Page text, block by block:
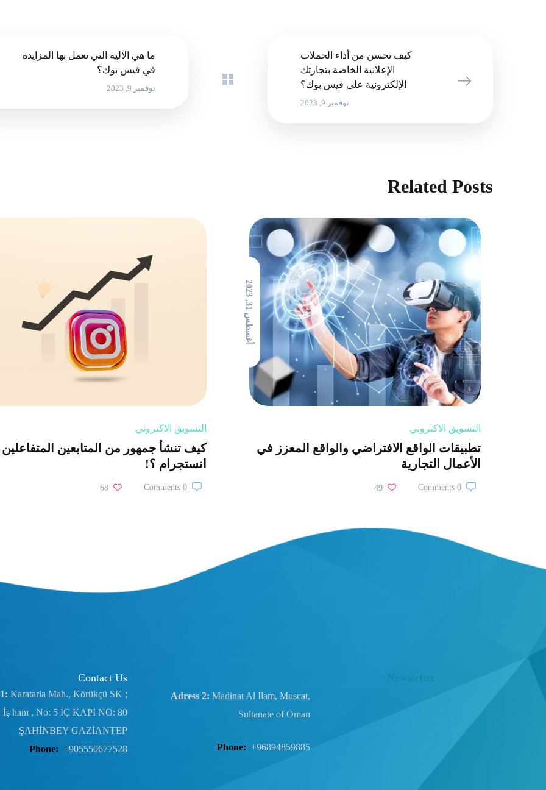
كيف تحسن من أداء الحملات
الإعلانية الخاصة بتجارتك
الإلكترونية على فيس بوك؟
نوفمبر 9, 2023
ما هي الآلية التي تعمل بها المزايدة
في فيس بوك؟
نوفمبر 9, 2023
Related Posts
أ
غ
س
ط
س
3
1
,
2
0
2
3
التسويق الاكتروني
تطبيقات الواقع الافتراضي والواقع المعزز في
الأعمال التجارية
49 0 Comments
التسويق الاكتروني
كيف تنشأ جمهور من المتابعين
انستجرام ؟!
68 0 Comments
Contact Us
Karatarla Mah., Körükçü SK ;
hanı , No: 5 İÇ KAPI NO: 80
ŞAHİNBEY GAZİANTEP
Phone: +905550677528
Adress 2: Madinat Al Ilam, Muscat,
Sultanate of Oman
Phone: +96894859885